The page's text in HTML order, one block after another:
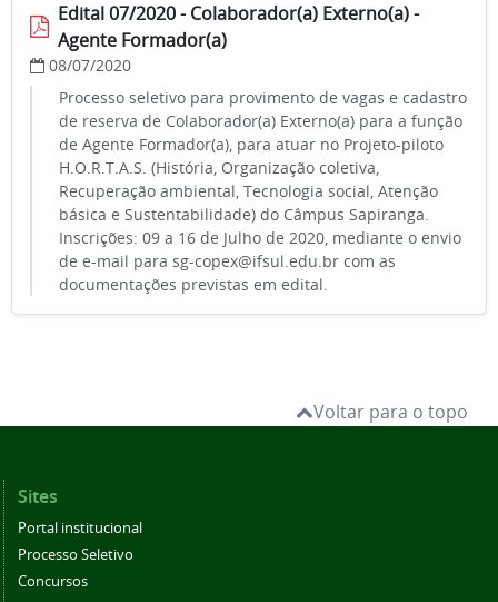
Edital 07/2020 - Colaborador(a) Externo(a) -
Agente Formador(a)
08/07/2020
Processo seletivo para provimento de vagas e cadastro
de reserva de Colaborador(a) Externo(a) para a função
de Agente Formador(a), para atuar no Projeto-piloto
H.O.R.T.A.S. (História, Organização coletiva,
Recuperação ambiental, Tecnologia social, Atenção
básica e Sustentabilidade) do Câmpus Sapiranga.
Inscrições: 09 a 16 de Julho de 2020, mediante o envio
de e-mail para sg-copex@ifsul.edu.br com as
documentações previstas em edital.
Voltar para o topo
Sites
Portal institucional
Processo Seletivo
Concursos